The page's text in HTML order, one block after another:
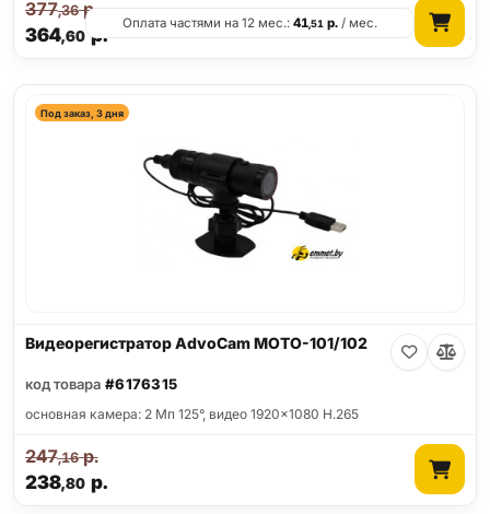
364,60р.
377,36р.
Оплата частями на 12 мес.:41,51 р. / мес.
Под заказ, 3 дня
Видеорегистратор AdvoCam MOTO-101/102
код товара #6176315
основная камера: 2 Мп 125°, видео 1920x1080 H.265
238,80р.
247,16р.